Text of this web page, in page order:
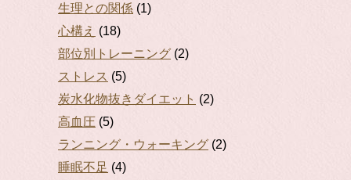
生理との関係 (1)
心構え (18)
部位別トレーニング (2)
ストレス (5)
炭水化物抜きダイエット (2)
高血圧 (5)
ランニング・ウォーキング (2)
睡眠不足 (4)